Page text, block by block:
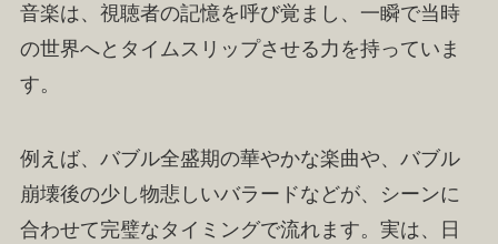
音楽は、視聴者の記憶を呼び覚まし、一瞬で当時
の世界へとタイムスリップさせる力を持っていま
す。
例えば、バブル全盛期の華やかな楽曲や、バブル
崩壊後の少し物悲しいバラードなどが、シーンに
合わせて完璧なタイミングで流れます。実は、日